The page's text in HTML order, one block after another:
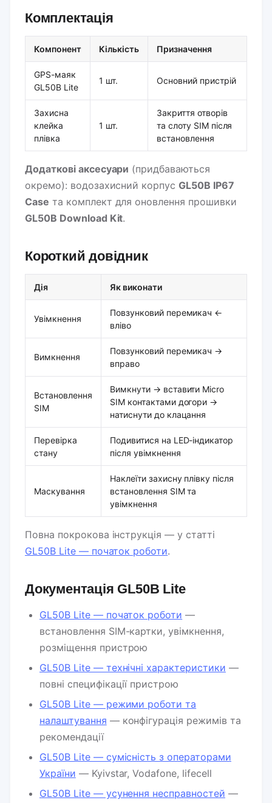
Комплектація
Компонент Кількість Призначення
GPS-маяк
GL50B Lite
1 шт. Основний пристрій
Захисна
клейка
плівка
1 шт.
Закриття отворів
та слоту SIM після
встановлення
Додаткові аксесуари (придбаваються
окремо): водозахисний корпус GL50B IP67
Case та комплект для оновлення прошивки
GL50B Download Kit.
Короткий довідник
Дія Як виконати
Увімкнення
Повзунковий перемикач ←
вліво
Вимкнення
Повзунковий перемикач →
вправо
Встановлення
SIM
Вимкнути → вставити Micro
SIM контактами догори →
натиснути до клацання
Перевірка
стану
Подивитися на LED-індикатор
після увімкнення
Маскування
Наклеїти захисну плівку після
встановлення SIM та
увімкнення
Повна покрокова інструкція — у статті
GL50B Lite — початок роботи.
Документація GL50B Lite
GL50B Lite — початок роботи —
встановлення SIM-картки, увімкнення,
розміщення пристрою
GL50B Lite — технічні характеристики —
повні специфікації пристрою
GL50B Lite — режими роботи та
налаштування — конфігурація режимів та
рекомендації
GL50B Lite — сумісність з операторами
України — Kyivstar, Vodafone, lifecell
GL50B Lite — усунення несправностей —